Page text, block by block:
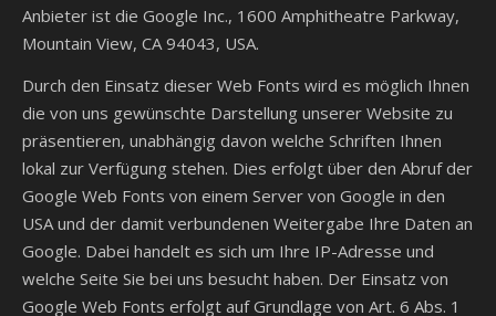
Anbieter ist die Google Inc., 1600 Amphitheatre Parkway,
Mountain View, CA 94043, USA.
Durch den Einsatz dieser Web Fonts wird es möglich Ihnen
die von uns gewünschte Darstellung unserer Website zu
präsentieren, unabhängig davon welche Schriften Ihnen
lokal zur Verfügung stehen. Dies erfolgt über den Abruf der
Google Web Fonts von einem Server von Google in den
USA und der damit verbundenen Weitergabe Ihre Daten an
Google. Dabei handelt es sich um Ihre IP-Adresse und
welche Seite Sie bei uns besucht haben. Der Einsatz von
Google Web Fonts erfolgt auf Grundlage von Art. 6 Abs. 1